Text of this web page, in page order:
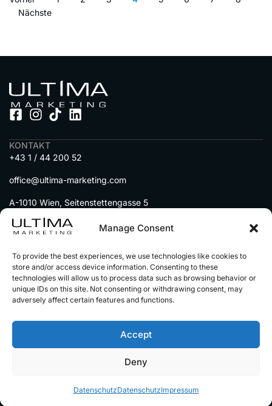
Manage Consent
To provide the best experiences, we use technologies like cookies to
store and/or access device information. Consenting to these
technologies will allow us to process data such as browsing behavior or
unique IDs on this site. Not consenting or withdrawing consent, may
adversely affect certain features and functions.
Accept
Deny
DatenschutzDatenschutzImpressum
Nächste
KONTAKT
+43 1 / 44 200 52
office@ultima-marketing.com
A-1010 Wien, Seitenstettengasse 5
DIENSTLEISTUNGEN
IMMOBILIEN auf Social Media
AUTOHÄNDLER auf Social Media
UNSERE PARTNER
© 2025 Alle Rechte vorbehalten